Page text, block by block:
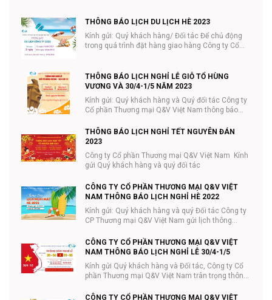
THÔNG BÁO LỊCH DU LỊCH HÈ 2023
Kính gửi: Quý khách hàng/ Đối tác Để chủ động
trong quá trình đặt hàng giao hàng Công ty Cổ
THÔNG BÁO LỊCH NGHỈ LỄ GIỖ TỔ HÙNG
VƯƠNG VÀ 30/4-1/5 NĂM 2023
Kính gửi: Quý khách hàng và Quý đối tác Công ty
Cổ phần Thương mại Q&V Việt Nam thông báo
THÔNG BÁO LỊCH NGHỈ TẾT NGUYÊN ĐÁN
2023
Công ty Cổ phần Thương mại Q&V Việt Nam Kính
gửi Quý khách hàng và quý đối tác
CÔNG TY CỔ PHẦN THƯƠNG MẠI Q&V VIỆT
NAM THÔNG BÁO LỊCH NGHỈ HÈ 2022
Kính gửi: Quý khách hàng và quý Đối tác Công ty
CP Thương mại Q&V Việt Nam gửi lịch thông
CÔNG TY CỔ PHẦN THƯƠNG MẠI Q&V VIỆT
NAM THÔNG BÁO LỊCH NGHỈ LỄ 30/4-1/5
Kính gửi Quý khách hàng và Đối tác, Công ty Cổ
phần Thương mại Q&V Việt Nam trân trọng thông
CÔNG TY CỔ PHẦN THƯƠNG MẠI Q&V VIỆT